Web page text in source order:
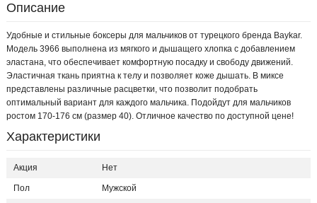
Описание
Удобные и стильные боксеры для мальчиков от турецкого бренда Baykar.
Модель 3966 выполнена из мягкого и дышащего хлопка с добавлением
эластана, что обеспечивает комфортную посадку и свободу движений.
Эластичная ткань приятна к телу и позволяет коже дышать. В миксе
представлены различные расцветки, что позволит подобрать
оптимальный вариант для каждого мальчика. Подойдут для мальчиков
ростом 170-176 см (размер 40). Отличное качество по доступной цене!
Характеристики
Акция Нет
Пол Мужской